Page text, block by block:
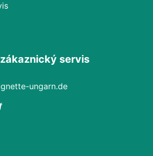
servis
ungarn.de